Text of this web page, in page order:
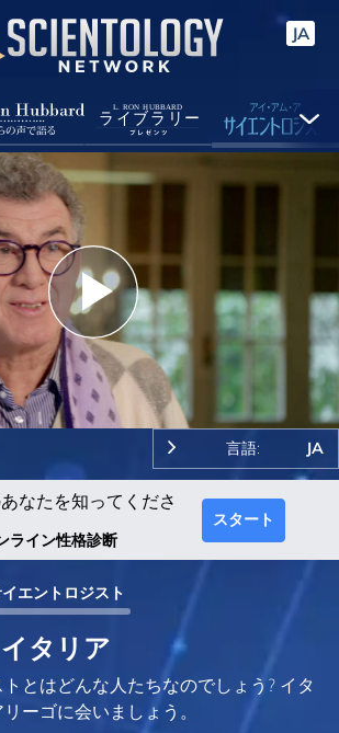
JA
Play
Video
言語: JA
なたを知ってくださ
ライン性格診断
スタート
エントロジスト
タリア
とはどんな人たちなのでしょう? イタ
ーゴに会いましょう。